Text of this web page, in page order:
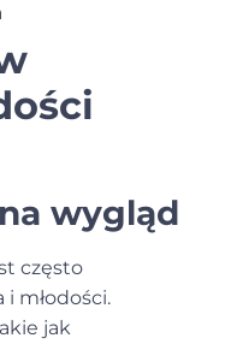
wygląd
często
młodości.
jak